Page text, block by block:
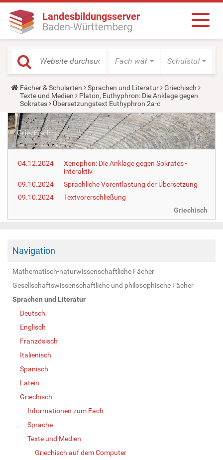
Landesbildungsserver
Baden-Württemberg
Fach wählen Schulstufe
Y
o
u
a
r
e
h
e
r
:
Fächer & Schularten Sprachen und Literatur
Griechisch
Texte und Medien
Platon, Euthyphron: Die Anklage gegen
Sokrates
Übersetzungstext Euthyphron 2a-c
04.12.2024
Xenophon: Die Anklage gegen Sokrates -
interaktiv
09.10.2024
Sprachliche Vorentlastung der Übersetzung
09.10.2024
Textvorerschließung
Griechisch
Navigation
Mathematisch-naturwissenschaftliche Fächer
Gesellschaftswissenschaftliche und philosophische Fächer
Sprachen und Literatur
Deutsch
Englisch
Französisch
Italienisch
Spanisch
Latein
Griechisch
Informationen zum Fach
Sprache
Texte und Medien
Griechisch auf dem Computer